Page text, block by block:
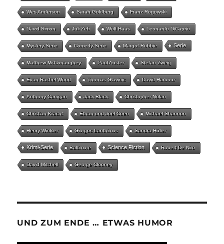
Wes Anderson Sarah Goldberg Franz Rogowski
David Simon Juli Zeh Wolf Haas Leonardo DiCaprio
Mystery-Serie Comedy-Serie Margot Robbie Serie
Matthew McConaughey Paul Auster Stefan Zweig
Evan Rachel Wood Thomas Glavinic David Harbour
Anthony Carrigan Jack Black Christopher Nolan
Christian Kracht Ethan und Joel Coen Michael Shannon
Henry Winkler Giorgos Lanthimos Sandra Hüller
Krimi-Serie Baltimore Science Fiction Robert De Niro
David Mitchell George Clooney
UND ZUM ENDE … ETWAS HUMOR